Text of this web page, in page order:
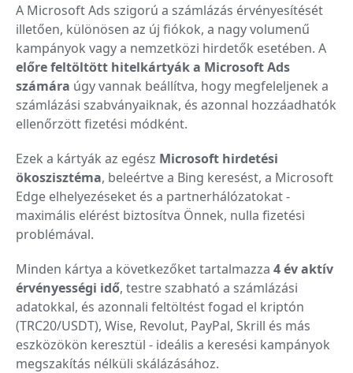
A Microsoft Ads szigorú a számlázás érvényesítését
illetően, különösen az új fiókok, a nagy volumenű
kampányok vagy a nemzetközi hirdetők esetében. A
előre feltöltött hitelkártyák a Microsoft Ads
számára úgy vannak beállítva, hogy megfeleljenek a
számlázási szabványaiknak, és azonnal hozzáadhatók
ellenőrzött fizetési módként.
Ezek a kártyák az egész Microsoft hirdetési
ökoszisztéma, beleértve a Bing keresést, a Microsoft
Edge elhelyezéseket és a partnerhálózatokat -
maximális elérést biztosítva Önnek, nulla fizetési
problémával.
Minden kártya a következőket tartalmazza 4 év aktív
érvényességi idő, testre szabható a számlázási
adatokkal, és azonnali feltöltést fogad el kriptón
(TRC20/USDT), Wise, Revolut, PayPal, Skrill és más
eszközökön keresztül - ideális a keresési kampányok
megszakítás nélküli skálázásához.